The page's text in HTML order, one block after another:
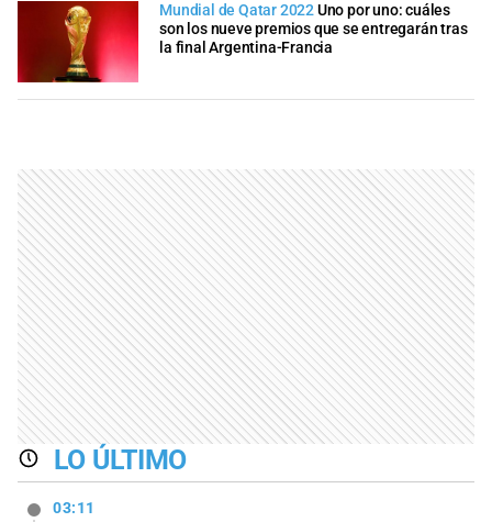
Mundial de Qatar 2022Uno por uno: cuáles
son los nueve premios que se entregarán tras
la final Argentina-Francia
LO ÚLTIMO
03:11